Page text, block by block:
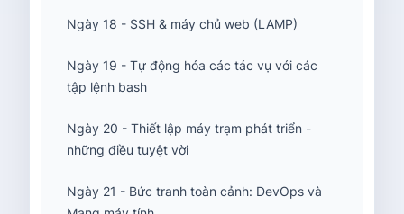
Ngày 18 - SSH & máy chủ web (LAMP)
Ngày 19 - Tự động hóa các tác vụ với các
tập lệnh bash
Ngày 20 - Thiết lập máy trạm phát triển -
những điều tuyệt vời
Ngày 21 - Bức tranh toàn cảnh: DevOps và